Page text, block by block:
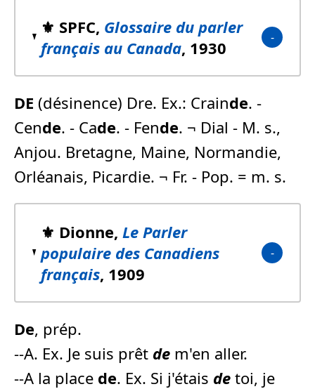
⚜️ SPFC, Glossaire du parler
français au Canada, 1930
DE (désinence) Dre. Ex.: Crainde. -
Cende. - Cade. - Fende. ¬ Dial - M. s.,
Anjou. Bretagne, Maine, Normandie,
Orléanais, Picardie. ¬ Fr. - Pop. = m. s.
⚜️ Dionne, Le Parler
populaire des Canadiens
français, 1909
De, prép.
--A. Ex. Je suis prêt de m'en aller.
--A la place de. Ex. Si j'étais de toi, je